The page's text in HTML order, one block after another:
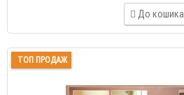
До кошика
ТОП ПРОДАЖ